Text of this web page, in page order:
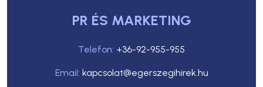
PR ÉS MARKETING
Telefon: +36-92-955-955
Email: kapcsolat@egerszegihirek.hu